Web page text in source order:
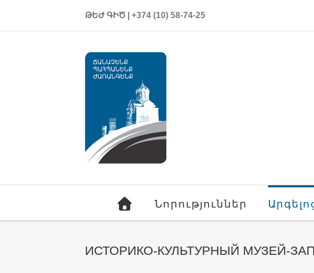
ԹԵԺ ԳԻԾ | +374 (10) 58-74-25
Նորություններ
ИСТОРИКО-КУЛЬТУРНЫЙ МУЗЕЙ-